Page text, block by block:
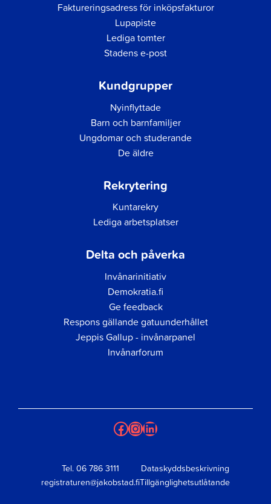
Faktureringsadress för inköpsfakturor
Lupapiste
Lediga tomter
Stadens e-post
Kundgrupper
Nyinflyttade
Barn och barnfamiljer
Ungdomar och studerande
De äldre
Rekrytering
Kuntarekry
Lediga arbetsplatser
Delta och påverka
Invånarinitiativ
Demokratia.fi
Ge feedback
Respons gällande gatuunderhållet
Jeppis Gallup - invånarpanel
Invånarforum
Facebook
Instagram
LinkedIn
Tel. 06 786 3111
registraturen@jakobstad.fi
Dataskyddsbeskrivning
Tillgänglighetsutlåtande